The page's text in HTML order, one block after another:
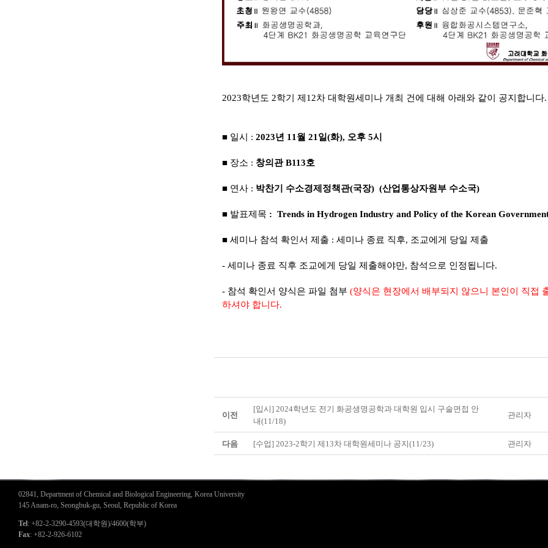
2023학년도 2학기 제12차 대학원세미나 개최 건에 대해 아래와 같이 공지합니다.
■ 일시 : 2023년 11월 21일(화), 오후 5시
■ 장소 : 창의관 B113호
■ 연사 : 박찬기 수소경제정책관(국장) (산업통상자원부 수소국)
■ 발표제목 : Trends in Hydrogen Industry and Policy of the Korean
■ 세미나 참석 확인서 제출 : 세미나 종료 직후, 조교에게 당일 제출
- 세미나 종료 직후 조교에게 당일 제출해야만, 참석으로 인정됩니다.
- 참석 확인서 양식은 파일 첨부 (양식은 현장에서 배부되지 않으니 본인이 직접
하셔야 합니다.
이전
[입시] 2024학년도 전기 화공생명공학과 대학원 입시 구술면접 안
내(11/18)
관리자
다음 [수업] 2023-2학기 제13차 대학원세미나 공지(11/23) 관리자
02841, Department of Chemical and Biological Engineering, Korea University
145 Anam-ro, Seongbuk-gu, Seoul, Republic of Korea
Tel: +82-2-3290-4593(대학원)/4600(학부)
Fax: +82-2-926-6102